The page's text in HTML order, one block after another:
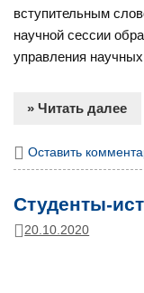
вступительным
научной сессии
управления
» Читать далее
Оставить
Студенты-
20.10.2020